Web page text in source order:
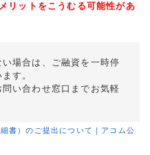
リットをこうむる可能性があ
場合は、ご融資を一時停
す。
い合わせ窓口までお気軽
書）のご提出について｜アコム公